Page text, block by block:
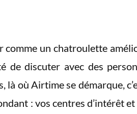
comme un chatroulette
de discuter avec des
où Airtime se démarque,
: vos centres d’intérêt